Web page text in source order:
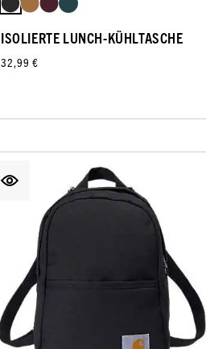
ISOLIERTE LUNCH-KÜHLTASCHE
32,99 €